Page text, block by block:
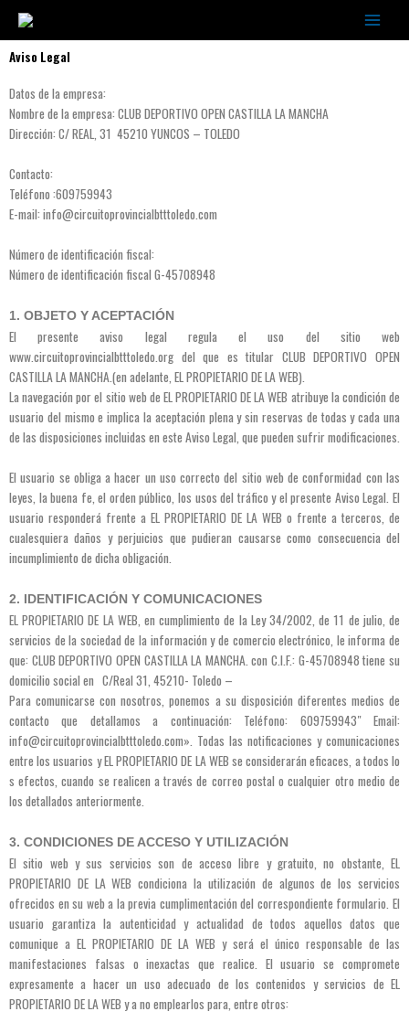
contenido
Aviso Legal
Datos de la empresa:
Nombre de la empresa: CLUB DEPORTIVO OPEN CASTILLA LA MANCHA
Dirección: C/ REAL, 31 45210 YUNCOS – TOLEDO
Contacto:
Teléfono :609759943
E-mail: info@circuitoprovincialbtttoledo.com
Número de identificación fiscal:
Número de identificación fiscal G-45708948
1. OBJETO Y ACEPTACIÓN
El presente aviso legal regula el uso del sitio web
www.circuitoprovincialbtttoledo.org del que es titular CLUB DEPORTIVO OPEN
CASTILLA LA MANCHA.(en adelante, EL PROPIETARIO DE LA WEB).
La navegación por el sitio web de EL PROPIETARIO DE LA WEB atribuye la condición de
usuario del mismo e implica la aceptación plena y sin reservas de todas y cada una
de las disposiciones incluidas en este Aviso Legal, que pueden sufrir modificaciones.
El usuario se obliga a hacer un uso correcto del sitio web de conformidad con las
leyes, la buena fe, el orden público, los usos del tráfico y el presente Aviso Legal. El
usuario responderá frente a EL PROPIETARIO DE LA WEB o frente a terceros, de
cualesquiera daños y perjuicios que pudieran causarse como consecuencia del
incumplimiento de dicha obligación.
2. IDENTIFICACIÓN Y COMUNICACIONES
EL PROPIETARIO DE LA WEB, en cumplimiento de la Ley 34/2002, de 11 de julio, de
servicios de la sociedad de la información y de comercio electrónico, le informa de
que: CLUB DEPORTIVO OPEN CASTILLA LA MANCHA. con C.I.F.: G-45708948 tiene su
domicilio social en C/Real 31, 45210- Toledo –
Para comunicarse con nosotros, ponemos a su disposición diferentes medios de
contacto que detallamos a continuación: Teléfono: 609759943″ Email:
info@circuitoprovincialbtttoledo.com». Todas las notificaciones y comunicaciones
entre los usuarios y EL PROPIETARIO DE LA WEB se considerarán eficaces, a todos lo
s efectos, cuando se realicen a través de correo postal o cualquier otro medio de
los detallados anteriormente.
3. CONDICIONES DE ACCESO Y UTILIZACIÓN
El sitio web y sus servicios son de acceso libre y gratuito, no obstante, EL
PROPIETARIO DE LA WEB condiciona la utilización de algunos de los servicios
ofrecidos en su web a la previa cumplimentación del correspondiente formulario. El
usuario garantiza la autenticidad y actualidad de todos aquellos datos que
comunique a EL PROPIETARIO DE LA WEB y será el único responsable de las
manifestaciones falsas o inexactas que realice. El usuario se compromete
expresamente a hacer un uso adecuado de los contenidos y servicios de EL
PROPIETARIO DE LA WEB y a no emplearlos para, entre otros: